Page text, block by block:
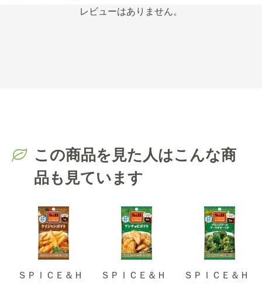
レビューはありません。
この商品を見た人はこんな商
品も見ています
ＳＰＩＣＥ＆Ｈ
ＳＰＩＣＥ＆Ｈ
ＳＰＩＣＥ＆Ｈ